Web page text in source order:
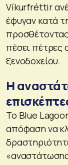
Víkurfréttir
έφυγαν κατά
προσθέτοντας
πέσει πέτρες
ξενοδοχείου.
Η
Το Blue
απόφαση να